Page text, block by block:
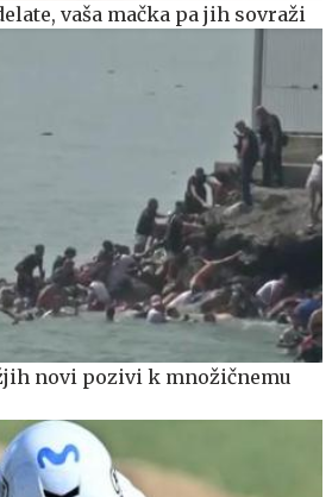
vaša mačka pa jih sovraži
novi pozivi k množičnemu